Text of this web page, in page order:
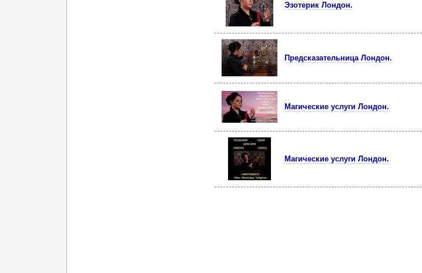
Эзотерик Лондон.
Предсказательница Лондон.
Магические услуги Лондон.
Магические услуги Лондон.